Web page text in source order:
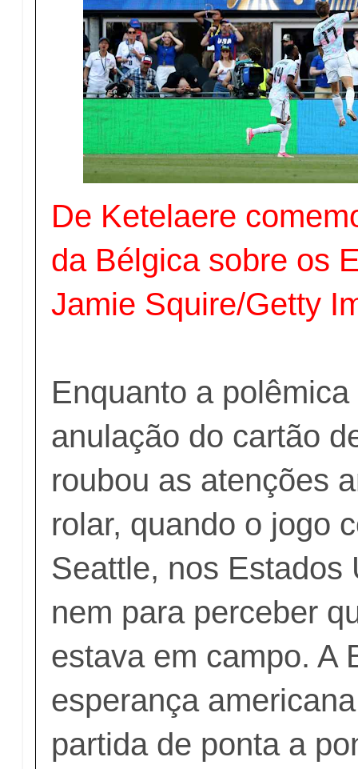
De Ketelaere
da Bélgica sobre os
Jamie Squire/Getty
Enquanto a
anulação do cartão
roubou as atenções
rolar, quando o jogo
Seattle, nos Estados
nem para perceber
estava em campo. A
esperança
partida de ponta a